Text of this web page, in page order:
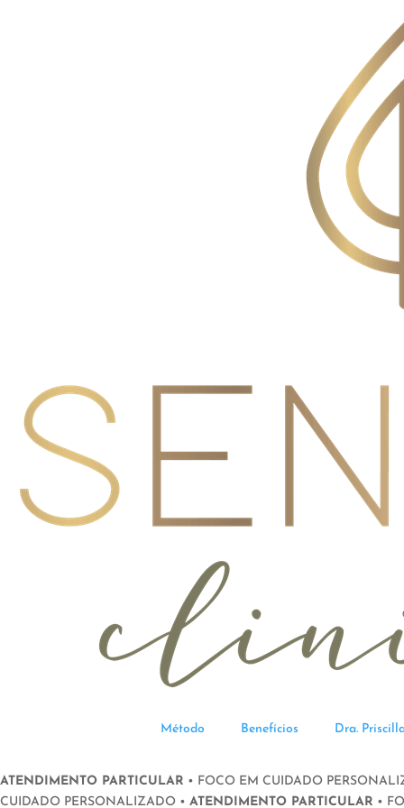
Método Benefícios Dra.
ATENDIMENTO PARTICULAR • FOCO EM CUIDADO
CUIDADO PERSONALIZADO • ATENDIMENTO PARTICULAR •